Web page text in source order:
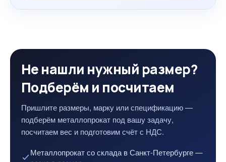
Не нашли нужный размер?
Подберём и посчитаем
Пришлите размеры, марку или спецификацию —
подберём металлопрокат под вашу задачу,
посчитаем вес и подготовим счёт с НДС.
Металлопрокат со склада в Санкт-Петербурге —